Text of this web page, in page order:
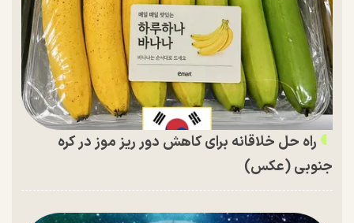
راه حل خلاقانه برای کاهش دور ریز موز در کره
جنوبی (عکس)